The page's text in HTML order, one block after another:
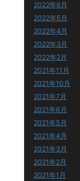
2022年6月
2022年5月
2022年4月
2022年3月
2022年2月
2021年11月
2021年10月
2021年7月
2021年6月
2021年5月
2021年4月
2021年3月
2021年2月
2021年1月